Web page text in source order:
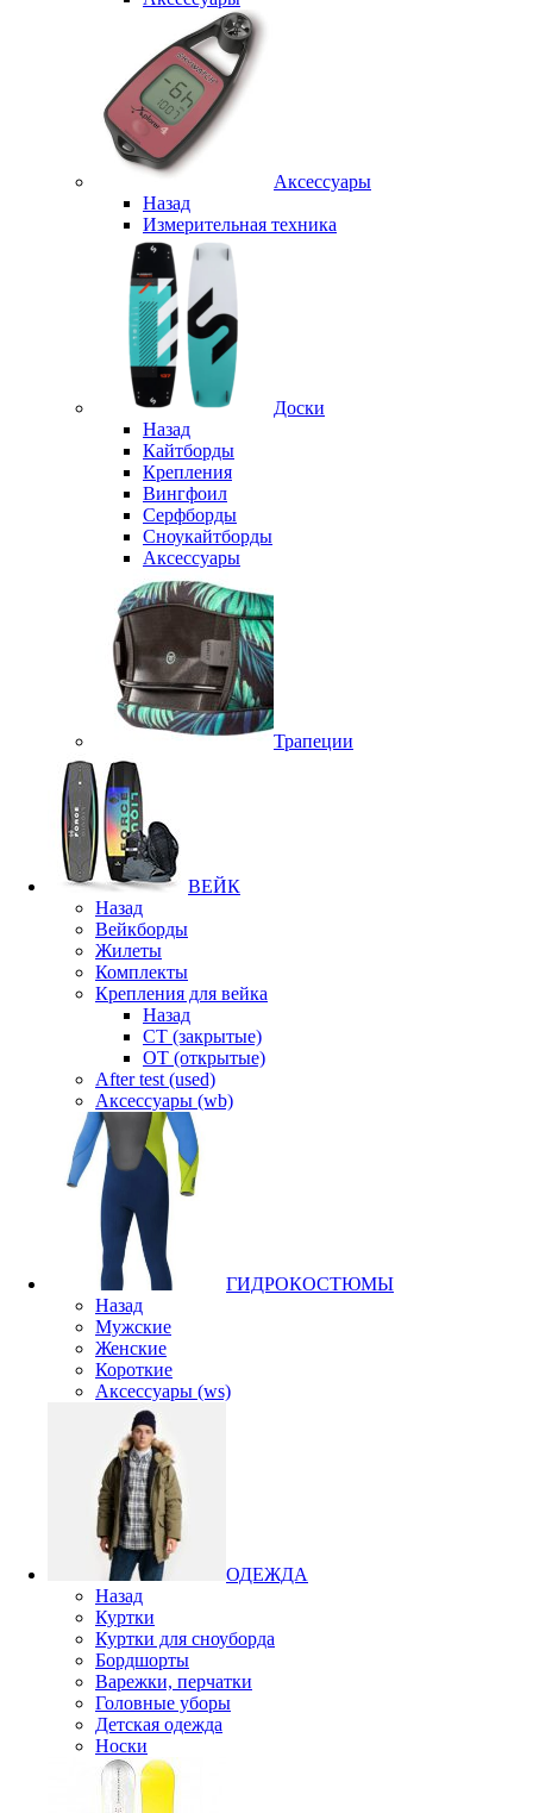
Аксессуары
Назад
Измерительная техника
Доски
Назад
Кайтборды
Крепления
Вингфоил
Серфборды
Сноукайтборды
Аксессуары
Трапеции
ВЕЙК
Назад
Вейкборды
Жилеты
Комплекты
Крепления для вейка
Назад
CT (закрытые)
OT (открытые)
After test (used)
Аксессуары (wb)
ГИДРОКОСТЮМЫ
Назад
Мужские
Женские
Короткие
Аксессуары (ws)
ОДЕЖДА
Назад
Куртки
Куртки для сноуборда
Бордшорты
Варежки, перчатки
Головные уборы
Детская одежда
Носки